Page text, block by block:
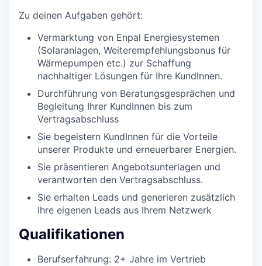
Zu deinen Aufgaben gehört:
Vermarktung von Enpal Energiesystemen
(Solaranlagen, Weiterempfehlungsbonus für
Wärmepumpen etc.) zur Schaffung
nachhaltiger Lösungen für Ihre KundInnen.
Durchführung von Beratungsgesprächen und
Begleitung Ihrer KundInnen bis zum
Vertragsabschluss
Sie begeistern KundInnen für die Vorteile
unserer Produkte und erneuerbarer Energien.
Sie präsentieren Angebotsunterlagen und
verantworten den Vertragsabschluss.
Sie erhalten Leads und generieren zusätzlich
Ihre eigenen Leads aus Ihrem Netzwerk
Qualifikationen
Berufserfahrung: 2+ Jahre im Vertrieb